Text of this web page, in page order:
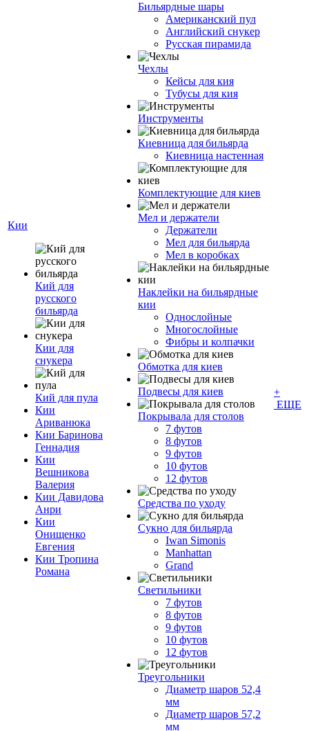
Кии
Кий для
русского
бильярда
Кии для
снукера
Кий для пула
Кии
Ариванюка
Кии Баринова
Геннадия
Кии
Вешникова
Валерия
Кии Давидова
Анри
Кии
Онищенко
Евгения
Кии Тропина
Романа
Бильярдные шары
Американский пул
Английский снукер
Русская пирамида
Чехлы
Кейсы для кия
Тубусы для кия
Инструменты
Киевница для бильярда
Киевница настенная
Комплектующие для киев
Мел и держатели
Держатели
Мел для бильярда
Мел в коробках
Наклейки на бильярдные
кии
Однослойные
Многослойные
Фибры и колпачки
Обмотка для киев
Подвесы для киев
Покрывала для столов
7 футов
8 футов
9 футов
10 футов
12 футов
Средства по уходу
Сукно для бильярда
Iwan Simonis
Manhattan
Grand
Светильники
7 футов
8 футов
9 футов
10 футов
12 футов
Треугольники
Диаметр шаров 52,4
мм
Диаметр шаров 57,2
мм
+
ЕЩЕ